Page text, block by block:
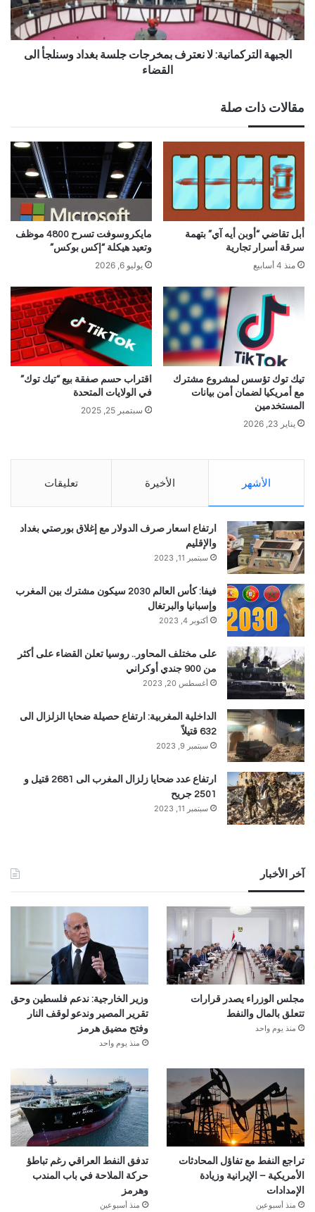
الجبهة التركمانية: لا نعترف بمخرجات جلسة بغداد وسنلجأ الى
القضاء
مقالات ذات صلة
أبل تقاضي “أوبن أيه آي” بتهمة
سرقة أسرار تجارية
منذ 4 أسابيع
مايكروسوفت تسرح 4800 موظف
وتعيد هيكلة “إكس بوكس”
يوليو 6, 2026
تيك توك تؤسس لمشروع مشترك
مع أمريكيا لضمان أمن بيانات
المستخدمين
يناير 23, 2026
اقتراب حسم صفقة بيع “تيك توك”
في الولايات المتحدة
سبتمبر 25, 2025
الأشهر الأخيرة تعليقات
ارتفاع اسعار صرف الدولار مع إغلاق بورصتي بغداد
والإقليم
سبتمبر 11, 2023
فيفا: كأس العالم 2030 سيكون مشترك بين المغرب
وإسبانيا والبرتغال
أكتوبر 4, 2023
على مختلف المحاور.. روسيا تعلن القضاء على أكثر
من 900 جندي أوكراني
أغسطس 20, 2023
الداخلية المغربية: ارتفاع حصيلة ضحايا الزلزال الى
632 قتيلاً
سبتمبر 9, 2023
ارتفاع عدد ضحايا زلزال المغرب الى 2681 قتيل و
2501 جريح
سبتمبر 11, 2023
آخر الأخبار
مجلس الوزراء يصدر قرارات
تتعلق بالمال والنفط
منذ يوم واحد
وزير الخارجية: ندعم فلسطين وحق
تقرير المصير وندعو لوقف النار
وفتح مضيق هرمز
منذ يوم واحد
تراجع النفط مع تفاؤل المحادثات
الأمريكية – الإيرانية وزيادة
الإمدادات
منذ أسبوعين
تدفق النفط العراقي رغم تباطؤ
حركة الملاحة في باب المندب
وهرمز
منذ أسبوعين